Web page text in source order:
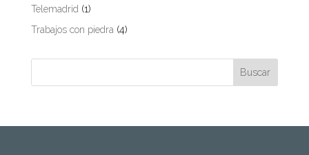
Telemadrid (1)
Trabajos con piedra (4)